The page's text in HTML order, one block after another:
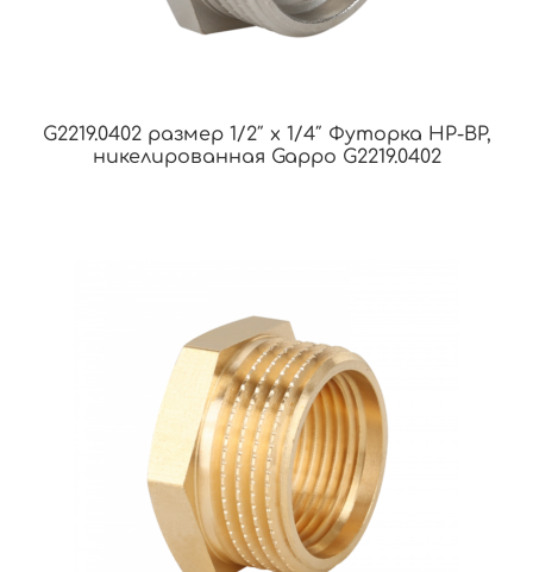
G2219.0402 размер 1/2″ х 1/4″ Футорка НР-ВР,
никелированная Gappo G2219.0402